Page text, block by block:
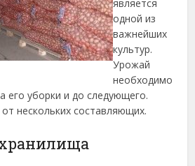
является
одной из
важнейших
культур.
Урожай
необходимо
его уборки и до следующего.
от нескольких составляющих.